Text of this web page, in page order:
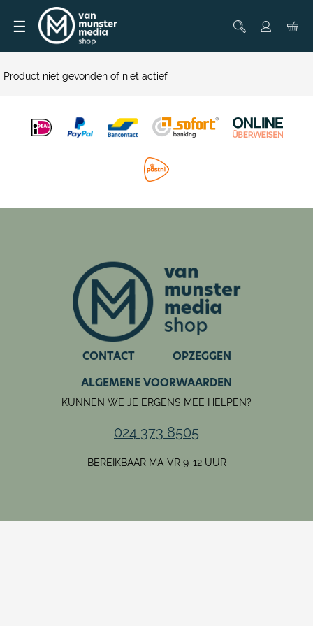
☰
Product niet gevonden of niet actief
CONTACT
OPZEGGEN
ALGEMENE VOORWAARDEN
KUNNEN WE JE ERGENS MEE HELPEN?
024 373 8505
BEREIKBAAR MA-VR 9-12 UUR